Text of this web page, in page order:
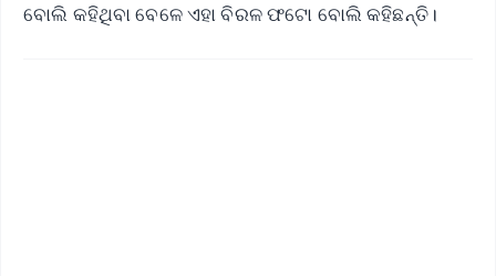
ବୋଲି କହିଥିବା ବେଳେ ଏହା ବିରଳ ଫଟୋ ବୋଲି କହିଛନ୍ତି।